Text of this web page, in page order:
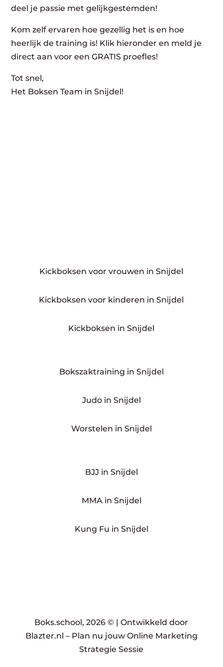
deel je passie met gelijkgestemden!
Kom zelf ervaren hoe gezellig het is en hoe
heerlijk de training is! Klik hieronder en meld je
direct aan voor een GRATIS proefles!
Tot snel,
Het Boksen Team in Snijdel!
Kickboksen voor vrouwen in Snijdel
Kickboksen voor kinderen in Snijdel
Kickboksen in Snijdel
Bokszaktraining in Snijdel
Judo in Snijdel
Worstelen in Snijdel
BJJ in Snijdel
MMA in Snijdel
Kung Fu in Snijdel
Boks.school, 2026 © |Ontwikkeld door
Blazter.nl – Plan nu jouw Online Marketing
Strategie Sessie